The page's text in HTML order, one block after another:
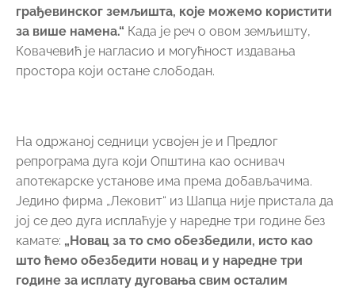
грађевинског земљишта, које можемо користити
за више намена.“ Када је реч о овом земљишту,
Ковачевић је нагласио и могућност издавања
простора који остане слободан.
На одржаној седници усвојен је и Предлог
репрограма дуга који Општина као оснивач
апотекарске установе има према добављачима.
Једино фирма „Лековит“ из Шапца није пристала да
јој се део дуга исплаћује у наредне три године без
камате: „Новац за то смо обезбедили, исто као
што ћемо обезбедити новац и у наредне три
године за исплату дуговања свим осталим